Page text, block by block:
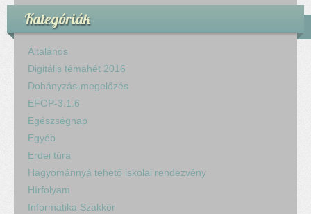
Kategóriák
Általános
Digitális témahét 2016
Dohányzás-megelőzés
EFOP-3.1.6
Egészségnap
Egyéb
Erdei túra
Hagyománnyá tehető iskolai rendezvény
Hírfolyam
Informatika Szakkör